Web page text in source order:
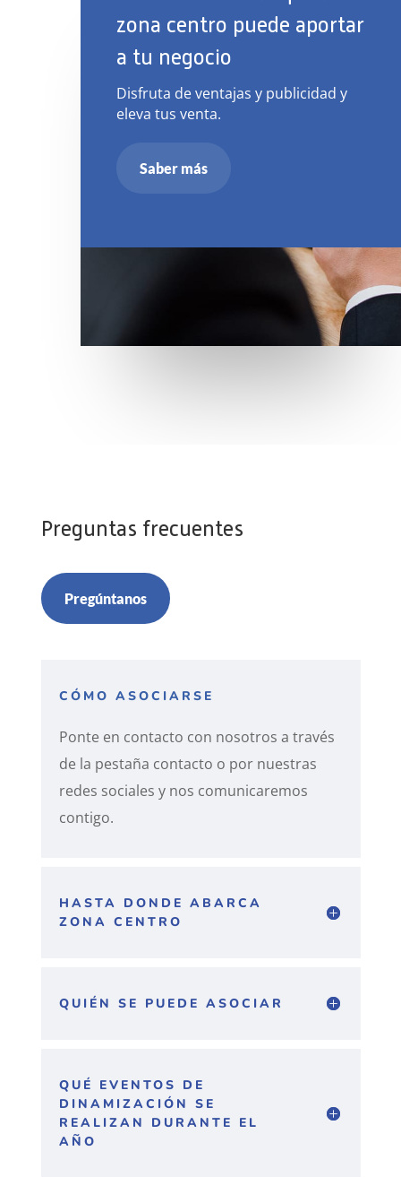
zona centro puede aportar
a tu negocio
Disfruta de ventajas y publicidad y
eleva tus venta.
Saber más
Preguntas frecuentes
Pregúntanos
CÓMO ASOCIARSE
Ponte en contacto con nosotros a través
de la pestaña contacto o por nuestras
redes sociales y nos comunicaremos
contigo.
HASTA DONDE ABARCA
ZONA CENTRO
QUIÉN SE PUEDE ASOCIAR
QUÉ EVENTOS DE
DINAMIZACIÓN SE
REALIZAN DURANTE EL
AÑO